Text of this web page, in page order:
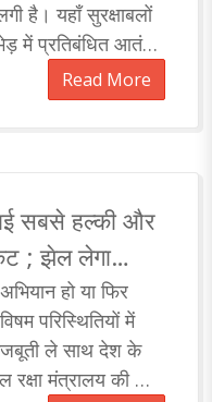
है। यहाँ सुरक्षाबलों
में प्रतिबंधित आतंकी
Read More
सबसे हल्की और
; झेल लेगा
हो या फिर
परिस्थितियों में
ले साथ देश के
मंत्रालय की ओर